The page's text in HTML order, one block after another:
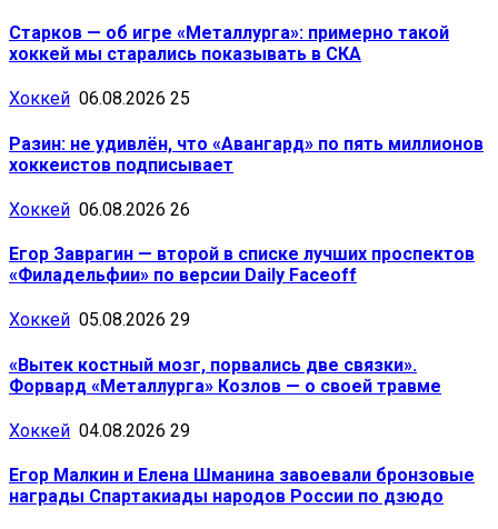
Старков — об игре «Металлурга»: примерно такой
хоккей мы старались показывать в СКА
Хоккей 06.08.2026 25
Разин: не удивлён, что «Авангард» по пять миллионов
хоккеистов подписывает
Хоккей 06.08.2026 26
Егор Заврагин — второй в списке лучших проспектов
«Филадельфии» по версии Daily Faceoff
Хоккей 05.08.2026 29
«Вытек костный мозг, порвались две связки».
Форвард «Металлурга» Козлов — о своей травме
Хоккей 04.08.2026 29
Егор Малкин и Елена Шманина завоевали бронзовые
награды Спартакиады народов России по дзюдо